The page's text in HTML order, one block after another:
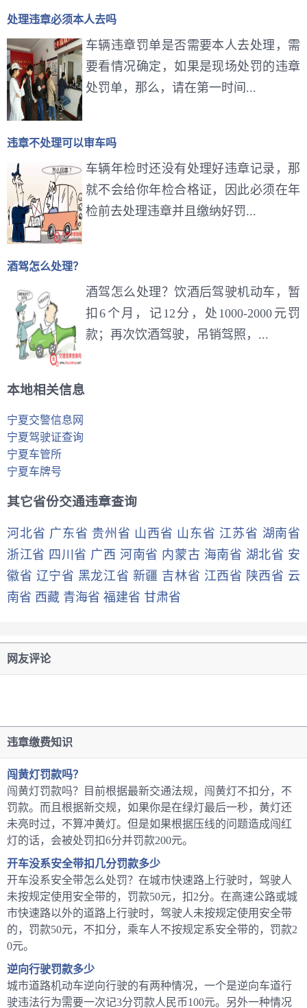
处理违章必须本人去吗
车辆违章罚单是否需要本人去处理，需
要看情况确定，如果是现场处罚的违章
处罚单，那么，请在第一时间...
违章不处理可以审车吗
车辆年检时还没有处理好违章记录，那
就不会给你年检合格证，因此必须在年
检前去处理违章并且缴纳好罚...
酒驾怎么处理？
酒驾怎么处理？饮酒后驾驶机动车，暂
扣6个月，记12分，处1000-2000元罚
款；再次饮酒驾驶，吊销驾照，...
本地相关信息
宁夏交警信息网
宁夏驾驶证查询
宁夏车管所
宁夏车牌号
其它省份交通违章查询
河北省 广东省 贵州省 山西省 山东省 江苏省 湖南省
浙江省 四川省 广西 河南省 内蒙古 海南省 湖北省 安
徽省 辽宁省 黑龙江省 新疆 吉林省 江西省 陕西省 云
南省 西藏 青海省 福建省 甘肃省
网友评论
违章缴费知识
闯黄灯罚款吗？
闯黄灯罚款吗？目前根据最新交通法规，闯黄灯不扣分，不
罚款。而且根据新交规，如果你是在绿灯最后一秒，黄灯还
未亮时过，不算冲黄灯。但是如果根据压线的问题造成闯红
灯的话，会被处罚扣6分并罚款200元。
开车没系安全带扣几分罚款多少
开车没系安全带怎么处罚？在城市快速路上行驶时，驾驶人
未按规定使用安全带的，罚款50元，扣2分。在高速公路或城
市快速路以外的道路上行驶时，驾驶人未按规定使用安全带
的，罚款50元，不扣分，乘车人不按规定系安全带的，罚款2
0元。
逆向行驶罚款多少
城市道路机动车逆向行驶的有两种情况，一个是逆向车道行
驶违法行为需要一次记3分罚款人民币100元。另外一种情况